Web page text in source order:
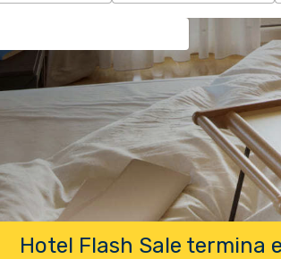
Hotel Flash Sale termina